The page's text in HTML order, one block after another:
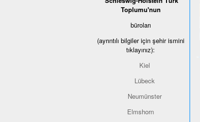
Toplumu'nun
büroları
(ayrıntılı bilgiler için şehir ismini
tıklayınız):
Kiel
Lübeck
Neumünster
Elmshorn